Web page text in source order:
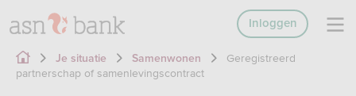
Inloggen
Je situatie Samenwonen
Geregistreerd
partnerschap of samenlevingscontract